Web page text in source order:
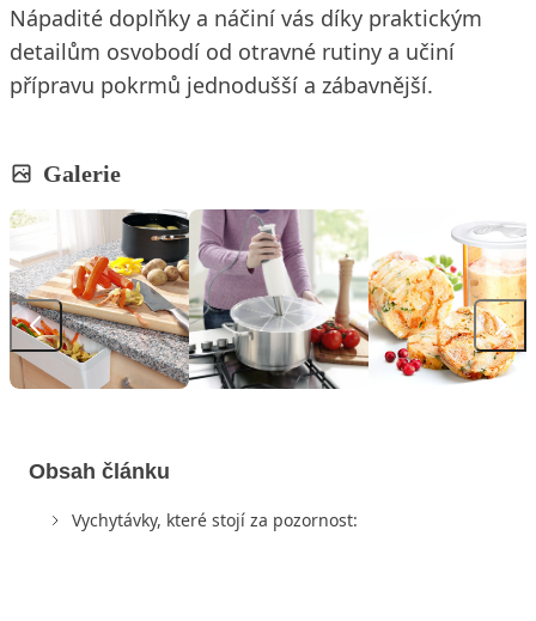
Nápadité doplňky a náčiní vás díky praktickým
detailům osvobodí od otravné rutiny a učiní
přípravu pokrmů jednodušší a zábavnější.
Galerie
Obsah článku
Vychytávky, které stojí za pozornost: